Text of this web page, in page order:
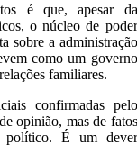
é que, apesar da
o núcleo de poder
sobre a administração
como um governo
familiares.
confirmadas pelo
opinião, mas de fatos
político. É um dever